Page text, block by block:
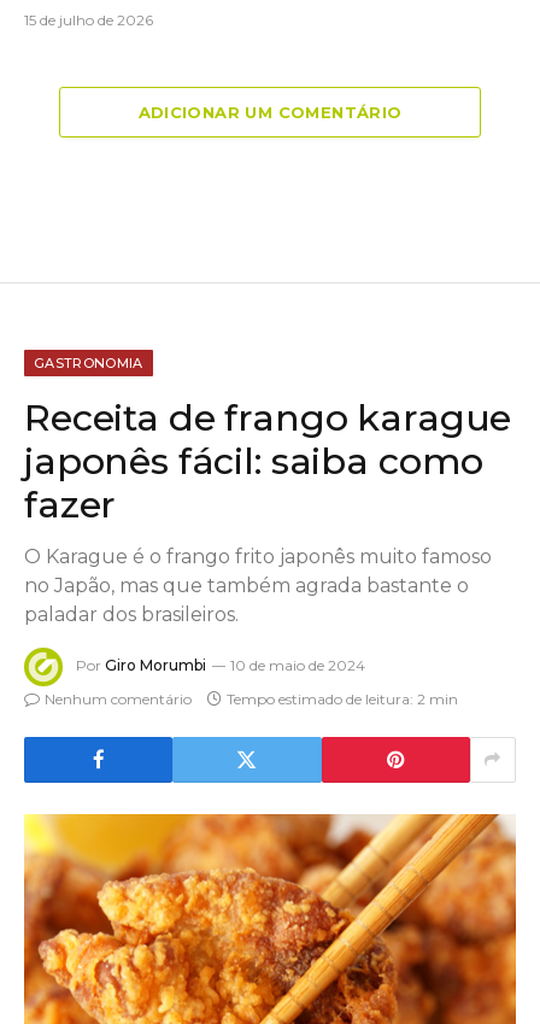
15 de julho de 2026
ADICIONAR UM COMENTÁRIO
GASTRONOMIA
Receita de frango karague
japonês fácil: saiba como
fazer
O Karague é o frango frito japonês muito famoso
no Japão, mas que também agrada bastante o
paladar dos brasileiros.
Por Giro Morumbi
10 de maio de 2024
Nenhum comentário
Tempo estimado de leitura: 2 min